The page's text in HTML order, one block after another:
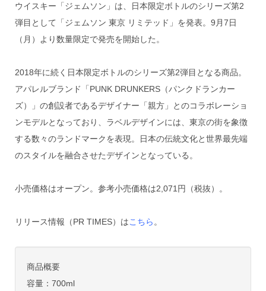
ウイスキー「ジェムソン」は、日本限定ボトルのシリーズ第2
弾目として「ジェムソン 東京 リミテッド」を発表。9月7日
（月）より数量限定で発売を開始した。
2018年に続く日本限定ボトルのシリーズ第2弾目となる商品。
アパレルブランド「PUNK DRUNKERS（パンクドランカー
ズ）」の創設者であるデザイナー「親方」とのコラボレーショ
ンモデルとなっており、ラベルデザインには、東京の街を象徴
する数々のランドマークを表現。日本の伝統文化と世界最先端
のスタイルを融合させたデザインとなっている。
小売価格はオープン。参考小売価格は2,071円（税抜）。
リリース情報（PR TIMES）はこちら 。
商品概要
容量：700ml